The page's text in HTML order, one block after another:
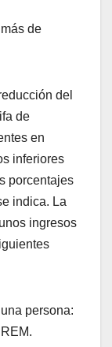
de
del
de
en
inferiores
porcentajes
indica. La
ingresos
persona: